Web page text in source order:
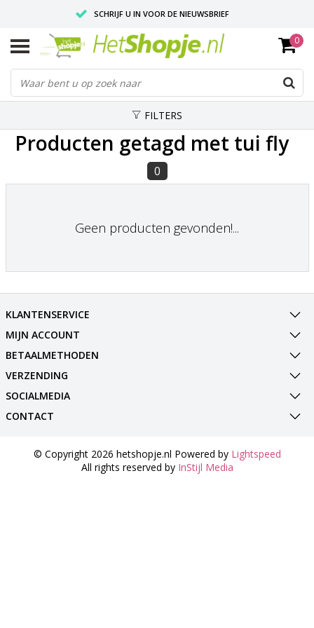
SCHRIJF U IN VOOR DE NIEUWSBRIEF
VOOR 18:00 BESTELD, IS ZELFDE DAG VERZONDEN
UITSTEKENDE PASVORM
0
FILTERS
Producten getagd met tui fly
0
Geen producten gevonden!...
KLANTENSERVICE
MIJN ACCOUNT
BETAALMETHODEN
VERZENDING
SOCIALMEDIA
CONTACT
© Copyright 2026 hetshopje.nl Powered by Lightspeed
All rights reserved by InStijl Media